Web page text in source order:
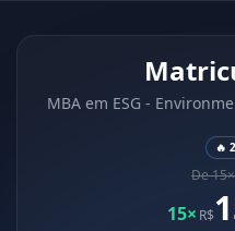
MBA em ESG -
🔥
De
15× R$